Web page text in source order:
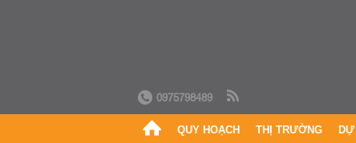
0975798489
QUY HOẠCH THỊ TRƯỜNG